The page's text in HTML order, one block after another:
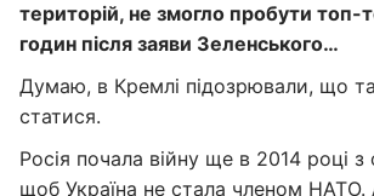
територій, не змогло пробути топ-
годин після заяви Зеленського…
Думаю, в Кремлі підозрювали, що
статися.
Росія почала війну ще в 2014 році
щоб Україна не стала членом